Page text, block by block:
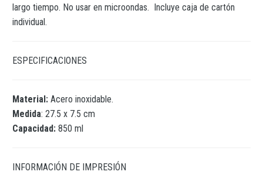
largo tiempo. No usar en microondas. Incluye caja de cartón
individual.
ESPECIFICACIONES
Material: Acero inoxidable.
Medida: 27.5 x 7.5 cm
Capacidad: 850 ml
INFORMACIÓN DE IMPRESIÓN